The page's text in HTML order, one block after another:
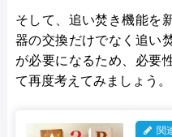
そして、追い焚き機能を
器の交換だけでなく追い
が必要になるため、必要
て再度考えてみましょう。
関